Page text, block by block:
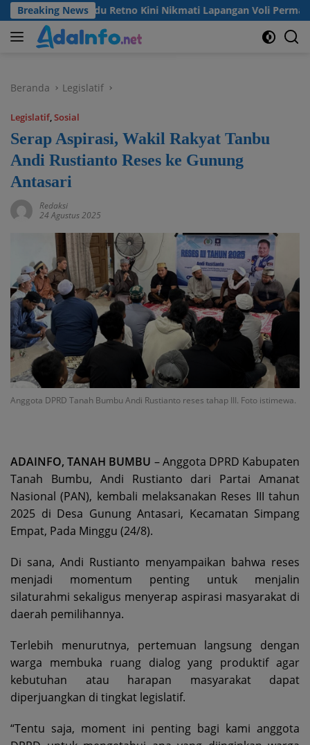
Langsung
ke
konten
Breaking News
Madu Retno Kini Nikmati Lapangan Voli Permanen
Beranda Legislatif
Legislatif,Sosial
Serap Aspirasi, Wakil Rakyat Tanbu
Andi Rustianto Reses ke Gunung
Antasari
Redaksi
24 Agustus 2025
Anggota DPRD Tanah Bumbu Andi Rustianto reses tahap III. Foto istimewa.
ADAINFO, TANAH BUMBU – Anggota DPRD Kabupaten
Tanah Bumbu, Andi Rustianto dari Partai Amanat
Nasional (PAN), kembali melaksanakan Reses III tahun
2025 di Desa Gunung Antasari, Kecamatan Simpang
Empat, Pada Minggu (24/8).
Di sana, Andi Rustianto menyampaikan bahwa reses
menjadi momentum penting untuk menjalin
silaturahmi sekaligus menyerap aspirasi masyarakat di
daerah pemilihannya.
Terlebih menurutnya, pertemuan langsung dengan
warga membuka ruang dialog yang produktif agar
kebutuhan atau harapan masyarakat dapat
diperjuangkan di tingkat legislatif.
“Tentu saja, moment ini penting bagi kami anggota